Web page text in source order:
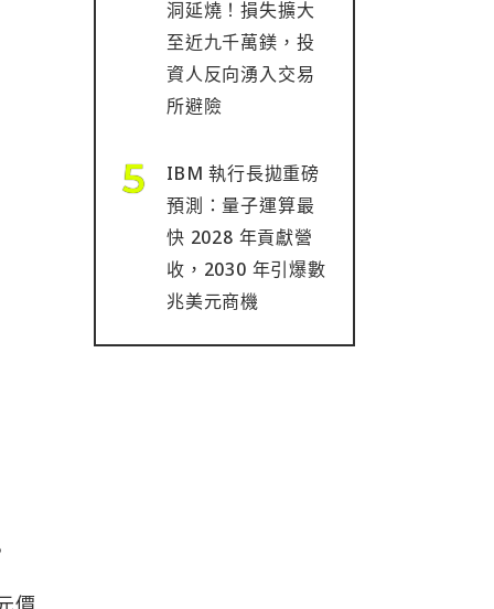
洞延燒！損失擴大
至近九千萬鎂，投
資人反向湧入交易
所避險
IBM 執行長拋重磅
預測：量子運算最
快 2028 年貢獻營
收，2030 年引爆數
兆美元商機